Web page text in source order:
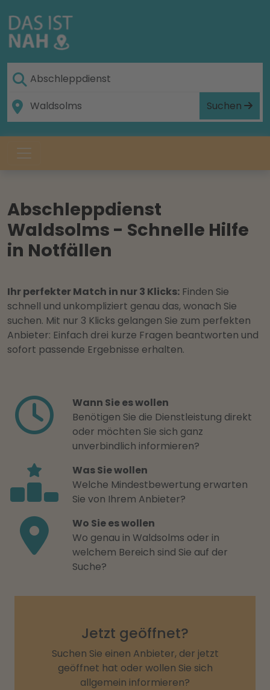
Suchen
Abschleppdienst
Waldsolms - Schnelle Hilfe
in Notfällen
Ihr perfekter Match in nur 3 Klicks: Finden Sie
schnell und unkompliziert genau das, wonach Sie
suchen. Mit nur 3 Klicks gelangen Sie zum perfekten
Anbieter: Einfach drei kurze Fragen beantworten und
sofort passende Ergebnisse erhalten.
Wann Sie es wollen
Benötigen Sie die Dienstleistung direkt
oder möchten Sie sich ganz
unverbindlich informieren?
Was Sie wollen
Welche Mindestbewertung erwarten
Sie von Ihrem Anbieter?
Wo Sie es wollen
Wo genau in Waldsolms oder in
welchem Bereich sind Sie auf der
Suche?
Jetzt geöffnet?
Suchen Sie einen Anbieter, der jetzt
geöffnet hat oder wollen Sie sich
allgemein informieren?